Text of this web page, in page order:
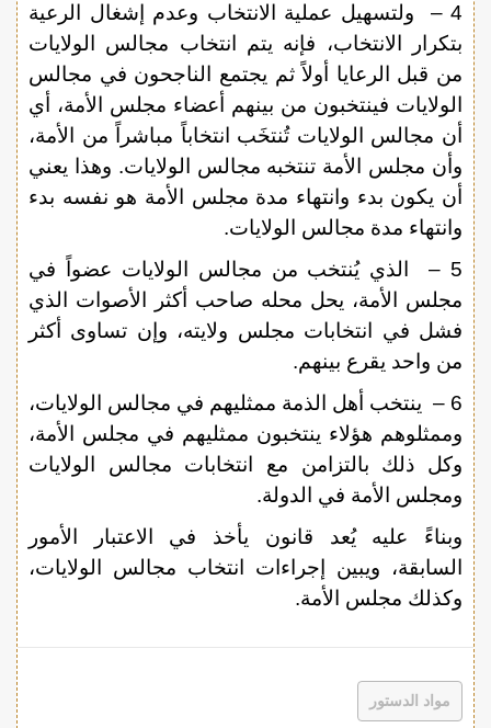
4 – ولتسهيل عملية الانتخاب وعدم إشغال الرعية
بتكرار الانتخاب، فإنه يتم انتخاب مجالس الولايات
من قبل الرعايا أولاً ثم يجتمع الناجحون في مجالس
الولايات فينتخبون من بينهم أعضاء مجلس الأمة، أي
أن مجالس الولايات تُنتخَب انتخاباً مباشراً من الأمة،
وأن مجلس الأمة تنتخبه مجالس الولايات. وهذا يعني
أن يكون بدء وانتهاء مدة مجلس الأمة هو نفسه بدء
وانتهاء مدة مجالس الولايات.
5 – الذي يُنتخب من مجالس الولايات عضواً في
مجلس الأمة، يحل محله صاحب أكثر الأصوات الذي
فشل في انتخابات مجلس ولايته، وإن تساوى أكثر
من واحد يقرع بينهم.
6 – ينتخب أهل الذمة ممثليهم في مجالس الولايات،
وممثلوهم هؤلاء ينتخبون ممثليهم في مجلس الأمة،
وكل ذلك بالتزامن مع انتخابات مجالس الولايات
ومجلس الأمة في الدولة.
وبناءً عليه يُعد قانون يأخذ في الاعتبار الأمور
السابقة، ويبين إجراءات انتخاب مجالس الولايات،
وكذلك مجلس الأمة.
مواد الدستور